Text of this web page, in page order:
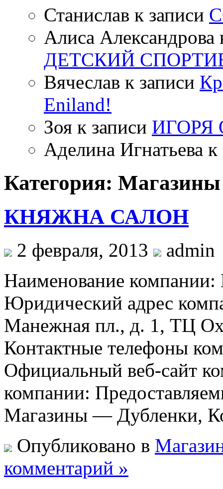
Станислав к записи
Алиса Александрова
ДЕТСКИЙ
Вячеслав к записи
Eniland!
Зоя к записи ИГОРЯ
Аделина Игнатьева к
Категория:
КНЯЖНА САЛОН
2 февраля, 2013
admin
Наименование
Юридический адрес
Манежная пл., д. 1, ТЦ
Контактные телефоны
Официальный веб-сайт
компании:
Магазины — Дубленки,
Опубликовано в
комментарий »